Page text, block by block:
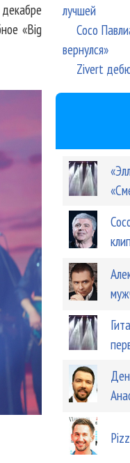
«Big
лучшей
Сосо
вернулся»
Zivert